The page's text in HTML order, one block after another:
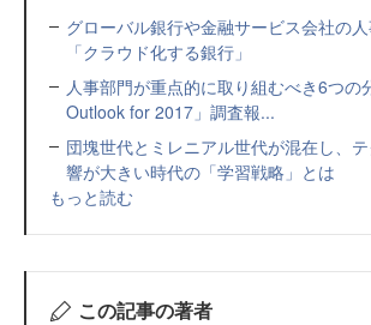
グローバル銀行や金融サービス会社の
「クラウド化する銀行」
人事部門が重点的に取り組むべき6つの
Outlook for 2017」調査報...
団塊世代とミレニアル世代が混在し、
響が大きい時代の「学習戦略」とは
もっと読む
この記事の著者